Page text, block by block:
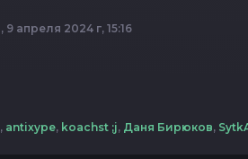
, 9 апреля 2024 г, 15:16
, antixype, koachst ;j, Даня Бирюков,